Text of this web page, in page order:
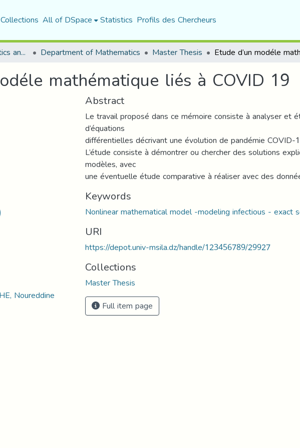
All of DSpace Statistics Profils des Chercheurs
Faculty of Mathematics and Computer Science Department of Mathematics Master Thesis
mathématique liés à COVID 19
Noureddine
Abstract
Le travail proposé dans ce mémoire consiste à analyser et
d’équations
différentielles décrivant une évolution de pandémie COVID-
L’étude consiste à démontrer ou chercher des solutions
modèles, avec
une éventuelle étude comparative à réaliser avec des
Keywords
Nonlinear mathematical model -modeling infectious - exact
URI
https://depot.univ-msila.dz/handle/123456789/29927
Collections
Master Thesis
Full item page